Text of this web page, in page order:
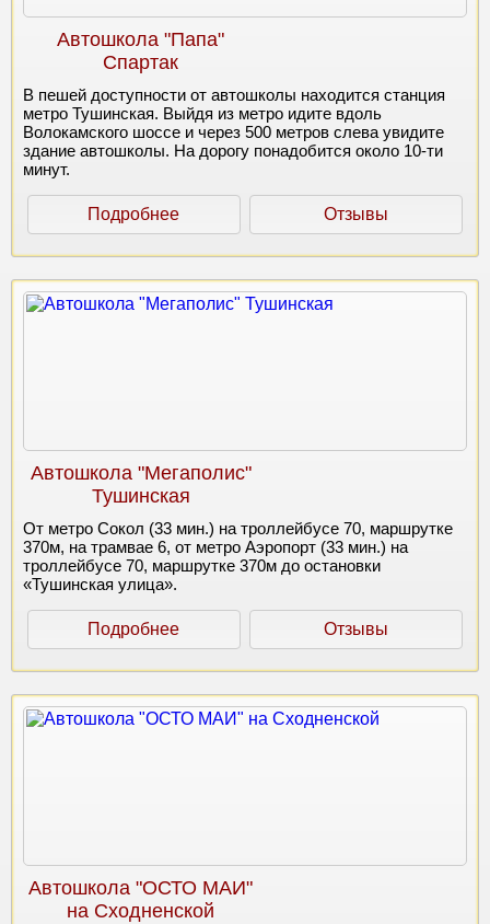
Автошкола "Папа"
Спартак
В пешей доступности от автошколы находится станция
метро Тушинская. Выйдя из метро идите вдоль
Волокамского шоссе и через 500 метров слева увидите
здание автошколы. На дорогу понадобится около 10-ти
минут.
Подробнее Отзывы
Автошкола "Мегаполис"
Тушинская
От метро Сокол (33 мин.) на троллейбусе 70, маршрутке
370м, на трамвае 6, от метро Аэропорт (33 мин.) на
троллейбусе 70, маршрутке 370м до остановки
«Тушинская улица».
Подробнее Отзывы
Автошкола "ОСТО МАИ"
на Сходненской